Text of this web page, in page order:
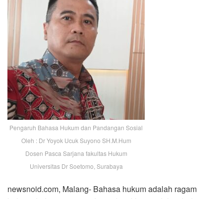
Pengaruh Bahasa Hukum dan Pandangan Sosial
Oleh : Dr Yoyok Ucuk Suyono SH.M.Hum
Dosen Pasca Sarjana fakultas Hukum
Universitas Dr Soetomo, Surabaya
newsnoid.com, Malang- Bahasa hukum adalah ragam